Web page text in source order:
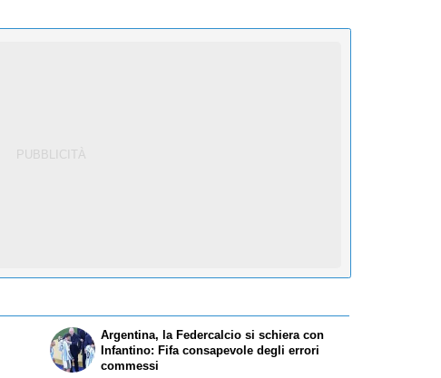
Argentina, la Federcalcio si schiera con
Infantino: Fifa consapevole degli errori
commessi